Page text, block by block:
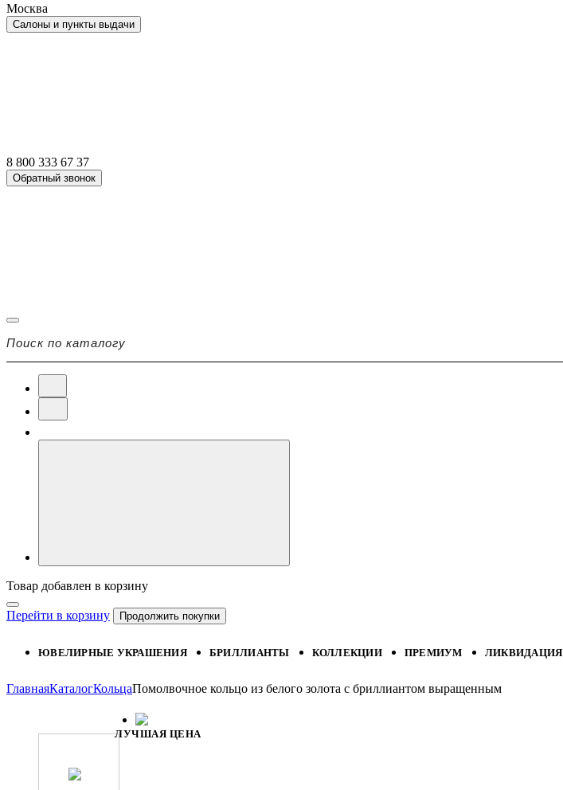
Москва
Салоны и пункты выдачи
8 800 333 67 37
Обратный звонок
Товар добавлен в корзину
Перейти в корзину Продолжить покупки
ЮВЕЛИРНЫЕ УКРАШЕНИЯ БРИЛЛИАНТЫ КОЛЛЕКЦИИ ПРЕМИУМ ЛИКВИДАЦИЯ
ГлавнаяКаталогКольцаПомолвочное кольцо из белого золота с бриллиантом выращенным
ЛУЧШАЯ ЦЕНА